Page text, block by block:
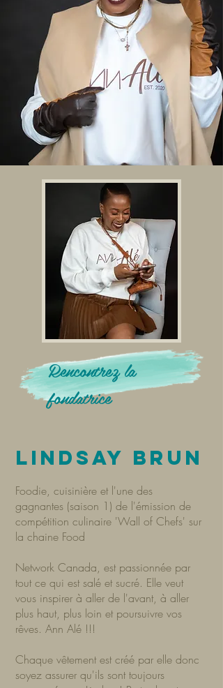
Rencontrez la
fondatrice
Lindsay Brun
Foodie, cuisinière et l'une des
gagnantes (saison 1) de l'émission de
compétition culinaire 'Wall of Chefs' sur
la chaine Food
Network Canada, est passionnée par
tout ce qui est salé et sucré. Elle veut
vous inspirer à aller de l'avant, à aller
plus haut, plus loin et poursuivre vos
rêves. Ann Alé !!!
Chaque vêtement est créé par elle donc
soyez assurer qu'ils sont toujours